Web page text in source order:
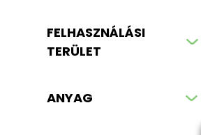
FELHASZNÁLÁSI
TERÜLET
ANYAG